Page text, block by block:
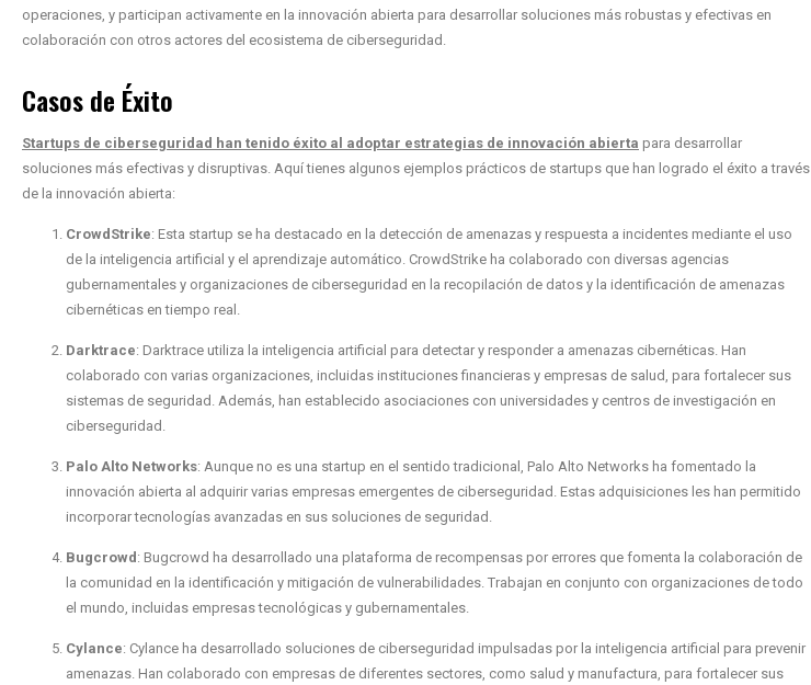
operaciones, y participan activamente en la innovación abierta para desarrollar soluciones más robustas y efectivas en
colaboración con otros actores del ecosistema de ciberseguridad.
Casos de Éxito
Startups de ciberseguridad han tenido éxito al adoptar estrategias de innovación abierta para desarrollar
soluciones más efectivas y disruptivas. Aquí tienes algunos ejemplos prácticos de startups que han logrado el éxito a través
de la innovación abierta:
CrowdStrike: Esta startup se ha destacado en la detección de amenazas y respuesta a incidentes mediante el uso
de la inteligencia artificial y el aprendizaje automático. CrowdStrike ha colaborado con diversas agencias
gubernamentales y organizaciones de ciberseguridad en la recopilación de datos y la identificación de amenazas
cibernéticas en tiempo real.
Darktrace: Darktrace utiliza la inteligencia artificial para detectar y responder a amenazas cibernéticas. Han
colaborado con varias organizaciones, incluidas instituciones financieras y empresas de salud, para fortalecer sus
sistemas de seguridad. Además, han establecido asociaciones con universidades y centros de investigación en
ciberseguridad.
Palo Alto Networks: Aunque no es una startup en el sentido tradicional, Palo Alto Networks ha fomentado la
innovación abierta al adquirir varias empresas emergentes de ciberseguridad. Estas adquisiciones les han permitido
incorporar tecnologías avanzadas en sus soluciones de seguridad.
Bugcrowd : Bugcrowd ha desarrollado una plataforma de recompensas por errores que fomenta la colaboración de
la comunidad en la identificación y mitigación de vulnerabilidades. Trabajan en conjunto con organizaciones de todo
el mundo, incluidas empresas tecnológicas y gubernamentales.
Cylance: Cylance ha desarrollado soluciones de ciberseguridad impulsadas por la inteligencia artificial para prevenir
amenazas. Han colaborado con empresas de diferentes sectores, como salud y manufactura, para fortalecer sus